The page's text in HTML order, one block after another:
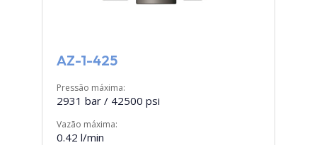
AZ-1-425
Pressão máxima:
2931 bar / 42500 psi
Vazão máxima:
0.42 l/min